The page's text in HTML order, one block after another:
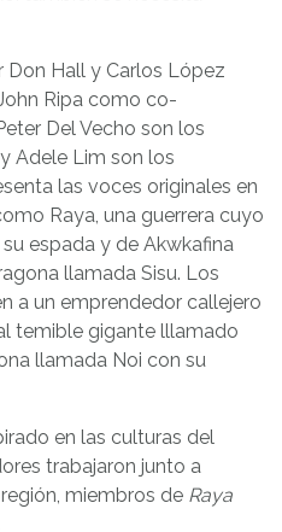
Don Hall y Carlos López
Ripa como co-
Del Vecho son los
Adele Lim son los
las voces originales en
Raya, una guerrera cuyo
espada y de Akwkafina
llamada Sisu. Los
a un emprendedor callejero
temible gigante lllamado
llamada Noi con su
en las culturas del
trabajaron junto a
miembros de Raya